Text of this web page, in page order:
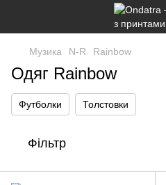
Музика N-R Rainbow
Одяг Rainbow
Футболки Толстовки
Фільтр